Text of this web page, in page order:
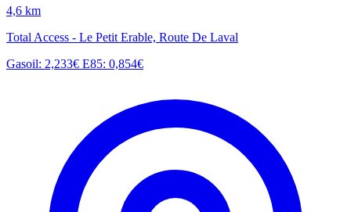
4,6 km
Total Access - Le Petit Erable, Route De Laval
Gasoil: 2,233€ E85: 0,854€